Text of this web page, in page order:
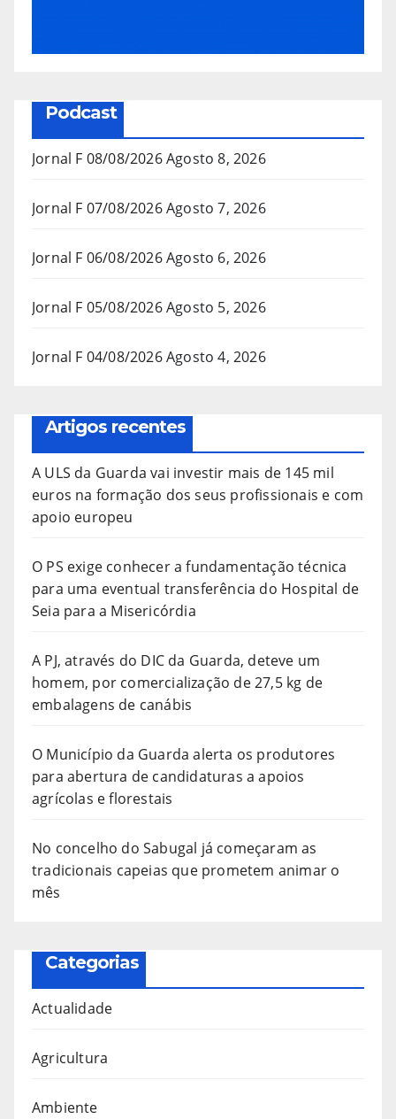
Podcast
Jornal F 08/08/2026Agosto 8, 2026
Jornal F 07/08/2026Agosto 7, 2026
Jornal F 06/08/2026Agosto 6, 2026
Jornal F 05/08/2026Agosto 5, 2026
Jornal F 04/08/2026Agosto 4, 2026
Artigos recentes
A ULS da Guarda vai investir mais de 145 mil
euros na formação dos seus profissionais e com
apoio europeu
O PS exige conhecer a fundamentação técnica
para uma eventual transferência do Hospital de
Seia para a Misericórdia
A PJ, através do DIC da Guarda, deteve um
homem, por comercialização de 27,5 kg de
embalagens de canábis
O Município da Guarda alerta os produtores
para abertura de candidaturas a apoios
agrícolas e florestais
No concelho do Sabugal já começaram as
tradicionais capeias que prometem animar o
mês
Categorias
Actualidade
Agricultura
Ambiente